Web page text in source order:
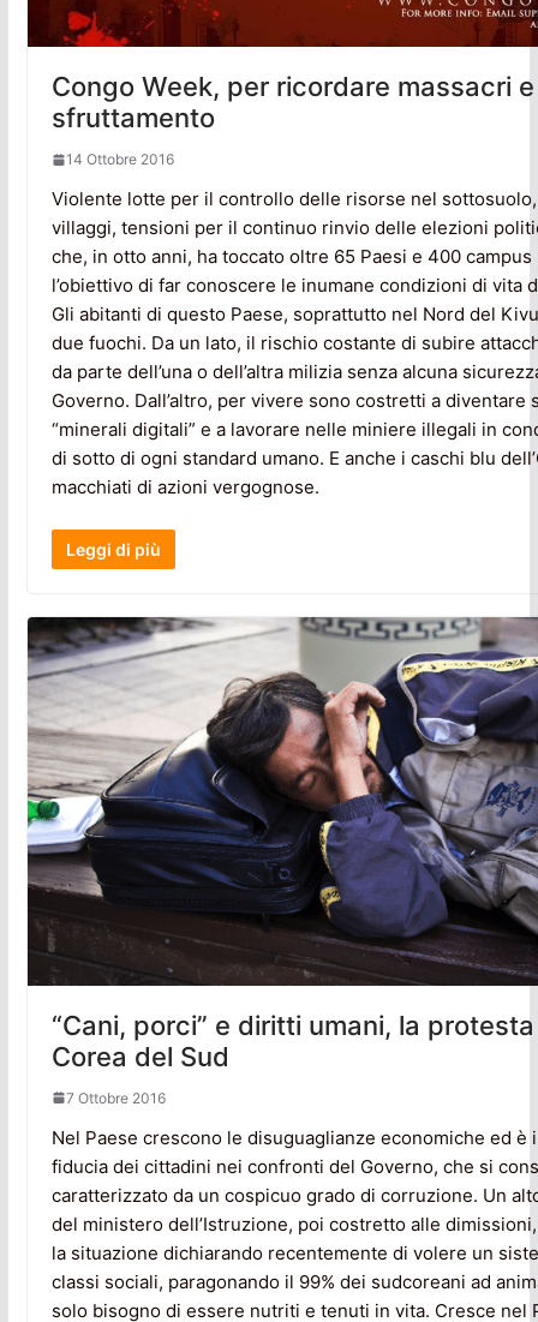
Congo Week, per ricordare massacri e
sfruttamento
14 Ottobre 2016
Violente lotte per il controllo delle risorse nel
villaggi, tensioni per il continuo rinvio delle elezioni
che, in otto anni, ha toccato oltre 65 Paesi e 400
l’obiettivo di far conoscere le inumane condizioni di vita
Gli abitanti di questo Paese, soprattutto nel Nord del
due fuochi. Da un lato, il rischio costante di subire
da parte dell’una o dell’altra milizia senza alcuna
Governo. Dall’altro, per vivere sono costretti a diventare
“minerali digitali” e a lavorare nelle miniere illegali in
di sotto di ogni standard umano. E anche i caschi blu
macchiati di azioni vergognose.
Leggi di più
“Cani, porci” e diritti umani, la
Corea del Sud
7 Ottobre 2016
Nel Paese crescono le disuguaglianze economiche ed è
fiducia dei cittadini nei confronti del Governo, che si
caratterizzato da un cospicuo grado di corruzione. Un
del ministero dell’Istruzione, poi costretto alle
la situazione dichiarando recentemente di volere un
classi sociali, paragonando il 99% dei sudcoreani ad
solo bisogno di essere nutriti e tenuti in vita. Cresce nel